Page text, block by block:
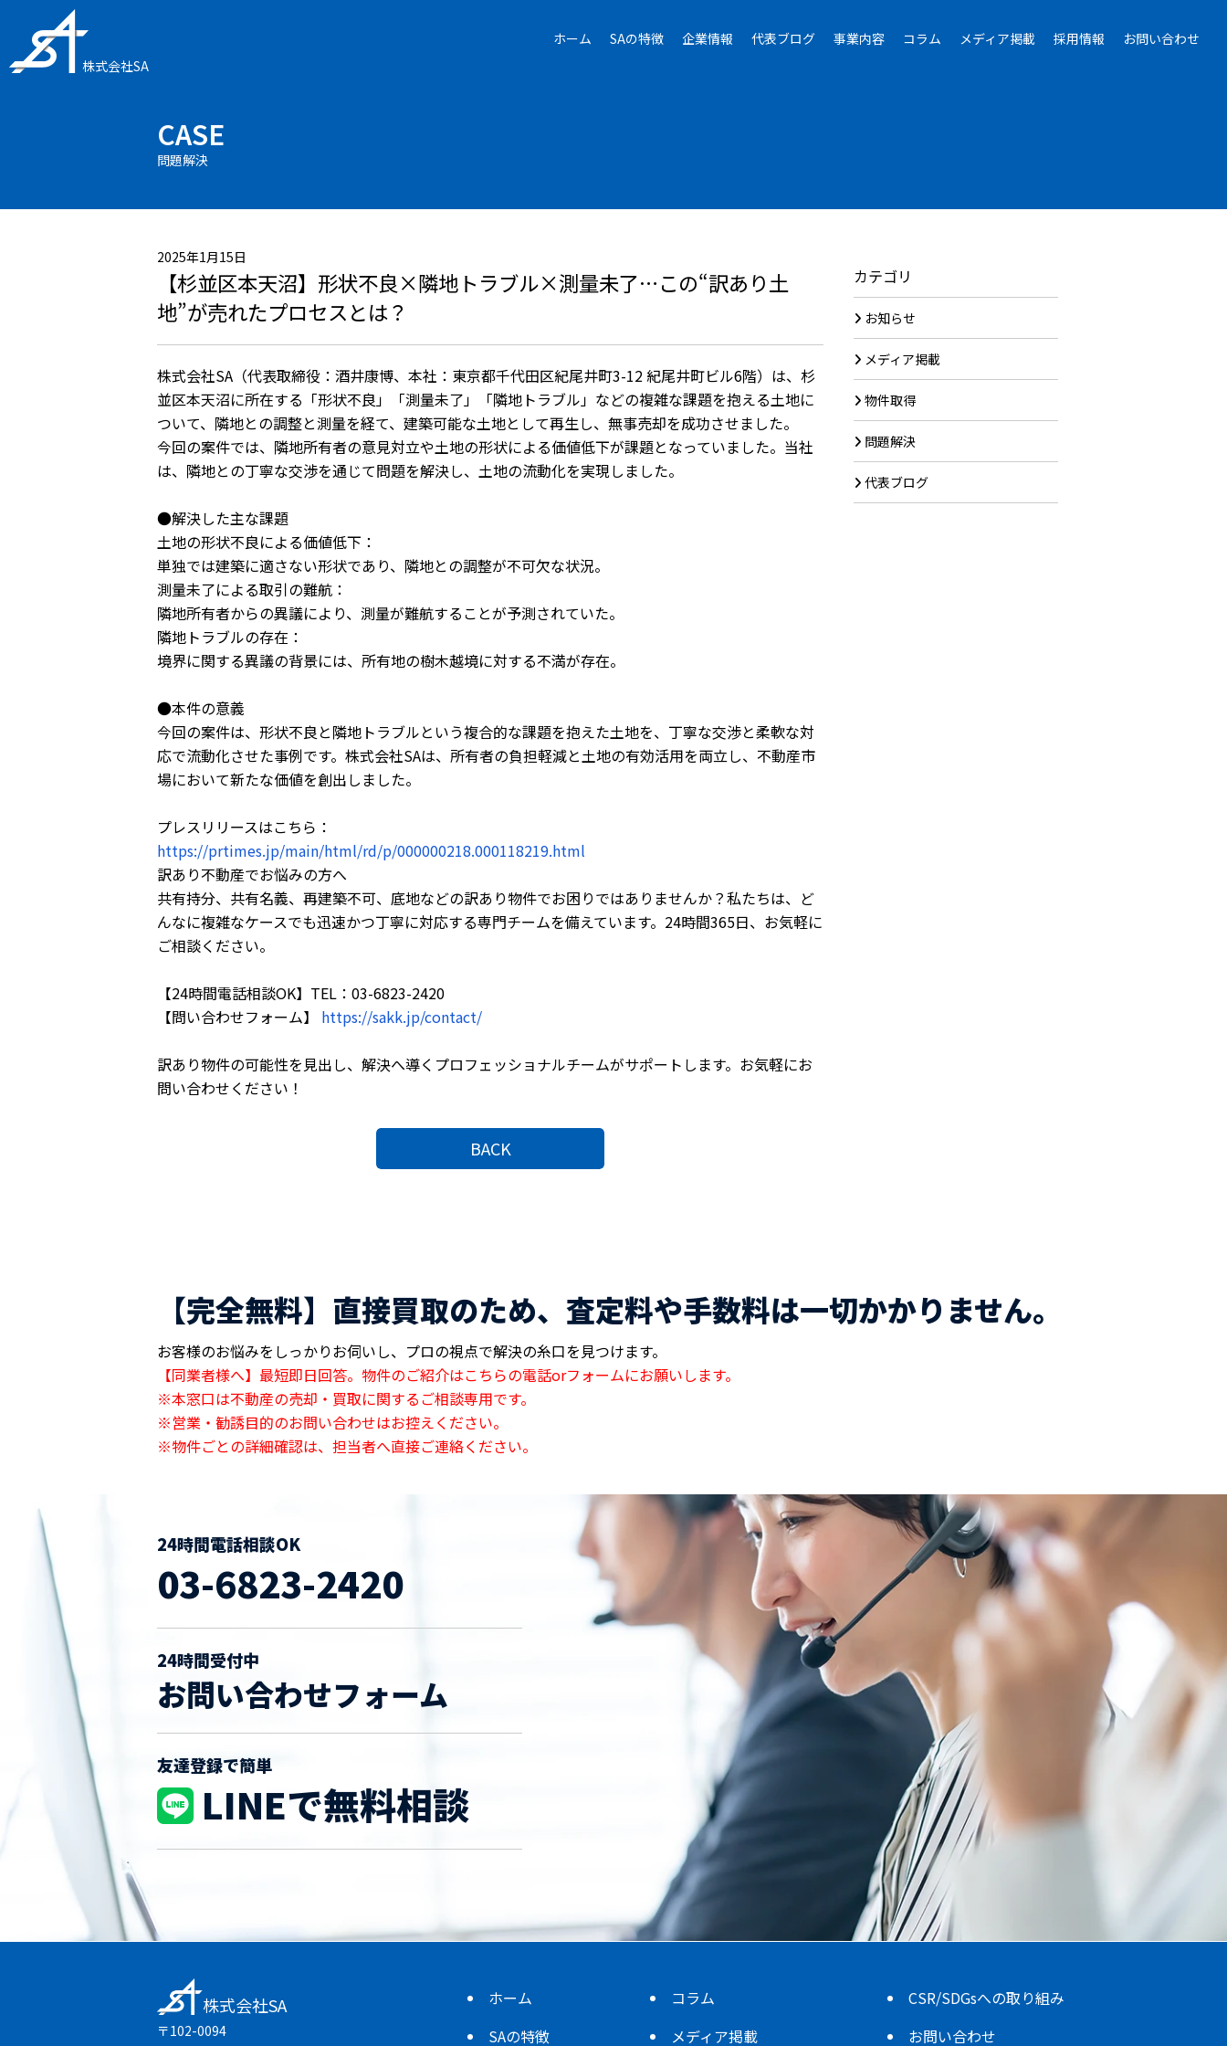
株式会社SA
ホーム SAの特徴 企業情報 代表ブログ 事業内容 コラム メディア掲載 採用情報 お問い合わせ
CASE
問題解決
2025年1月15日
【杉並区本天沼】形状不良×隣地トラブル×測量未了…この“訳あり土
地”が売れたプロセスとは？
株式会社SA（代表取締役：酒井康博、本社：東京都千代田区紀尾井町3-12 紀尾井町ビル6階）は、杉
並区本天沼に所在する「形状不良」「測量未了」「隣地トラブル」などの複雑な課題を抱える土地に
ついて、隣地との調整と測量を経て、建築可能な土地として再生し、無事売却を成功させました。
今回の案件では、隣地所有者の意見対立や土地の形状による価値低下が課題となっていました。当社
は、隣地との丁寧な交渉を通じて問題を解決し、土地の流動化を実現しました。
●解決した主な課題
土地の形状不良による価値低下：
単独では建築に適さない形状であり、隣地との調整が不可欠な状況。
測量未了による取引の難航：
隣地所有者からの異議により、測量が難航することが予測されていた。
隣地トラブルの存在：
境界に関する異議の背景には、所有地の樹木越境に対する不満が存在。
●本件の意義
今回の案件は、形状不良と隣地トラブルという複合的な課題を抱えた土地を、丁寧な交渉と柔軟な対
応で流動化させた事例です。株式会社SAは、所有者の負担軽減と土地の有効活用を両立し、不動産市
場において新たな価値を創出しました。
プレスリリースはこちら：
https://prtimes.jp/main/html/rd/p/000000218.000118219.html
訳あり不動産でお悩みの方へ
共有持分、共有名義、再建築不可、底地などの訳あり物件でお困りではありませんか？私たちは、ど
んなに複雑なケースでも迅速かつ丁寧に対応する専門チームを備えています。24時間365日、お気軽に
ご相談ください。
【24時間電話相談OK】TEL：03-6823-2420
【問い合わせフォーム】 https://sakk.jp/contact/
訳あり物件の可能性を見出し、解決へ導くプロフェッショナルチームがサポートします。お気軽にお
問い合わせください！
BACK
カテゴリ
お知らせ
メディア掲載
物件取得
問題解決
代表ブログ
【完全無料】直接買取のため、査定料や手数料は一切かかりません。
お客様のお悩みをしっかりお伺いし、プロの視点で解決の糸口を見つけます。
【同業者様へ】最短即日回答。物件のご紹介はこちらの電話orフォームにお願いします。
※本窓口は不動産の売却・買取に関するご相談専用です。
※営業・勧誘目的のお問い合わせはお控えください。
※物件ごとの詳細確認は、担当者へ直接ご連絡ください。
24時間電話相談OK
03-6823-2420
24時間受付中
お問い合わせフォーム
友達登録で簡単
LINEで無料相談
株式会社SA
〒102-0094
ホーム
SAの特徴
コラム
メディア掲載
CSR/SDGsへの取り組み
お問い合わせ